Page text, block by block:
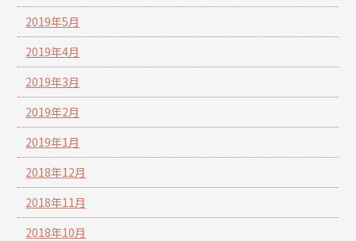
2019年5月
2019年4月
2019年3月
2019年2月
2019年1月
2018年12月
2018年11月
2018年10月